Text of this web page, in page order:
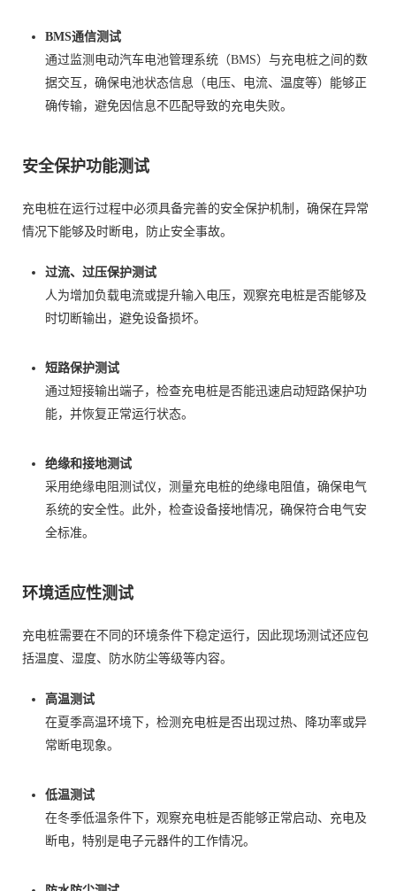
BMS通信测试
通过监测电动汽车电池管理系统（BMS）与充电桩之间的数
据交互，确保电池状态信息（电压、电流、温度等）能够正
确传输，避免因信息不匹配导致的充电失败。
安全保护功能测试
充电桩在运行过程中必须具备完善的安全保护机制，确保在异常
情况下能够及时断电，防止安全事故。
过流、过压保护测试
人为增加负载电流或提升输入电压，观察充电桩是否能够及
时切断输出，避免设备损坏。
短路保护测试
通过短接输出端子，检查充电桩是否能迅速启动短路保护功
能，并恢复正常运行状态。
绝缘和接地测试
采用绝缘电阻测试仪，测量充电桩的绝缘电阻值，确保电气
系统的安全性。此外，检查设备接地情况，确保符合电气安
全标准。
环境适应性测试
充电桩需要在不同的环境条件下稳定运行，因此现场测试还应包
括温度、湿度、防水防尘等级等内容。
高温测试
在夏季高温环境下，检测充电桩是否出现过热、降功率或异
常断电现象。
低温测试
在冬季低温条件下，观察充电桩是否能够正常启动、充电及
断电，特别是电子元器件的工作情况。